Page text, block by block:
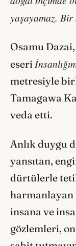
yaşayamaz.
Osamu
eseri
metresiyle
Tamagawa
veda etti.
Anlık duygu
yansıtan,
dürtülerle
harmanlayan
insana ve
gözlemleri,